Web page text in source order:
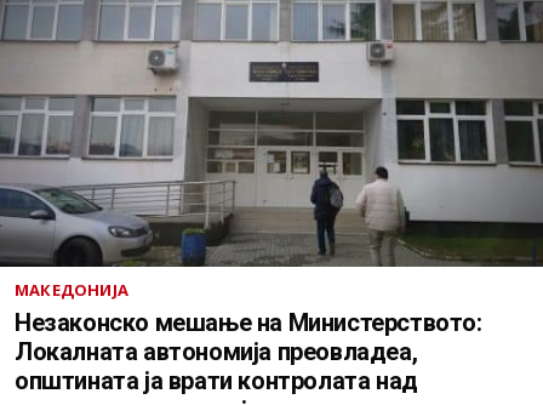
МАКЕДОНИЈА
Незаконско мешање на Министерството:
Локалната автономија преовладеа,
општината ја врати контролата над